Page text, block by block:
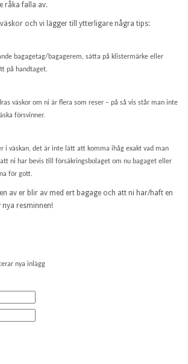
råka falla av.
och vi lägger till ytterligare några tips:
bagagetag/bagagerem, sätta på klistermärke eller
på handtaget.
väskor om ni är flera som reser – på så vis står man inte
försvinner.
i väskan, det är inte lätt att komma ihåg exakt vad man
ni har bevis till försäkringsbolaget om nu bagaget eller
för gott.
av er blir av med ert bagage och att ni har/haft en
nya resminnen!
nya inlägg